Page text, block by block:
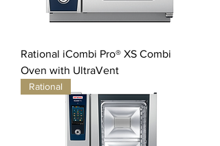
Rational iCombi Pro® XS Combi
Oven with UltraVent
Rational